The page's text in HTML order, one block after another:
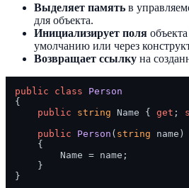
Выделяет память в
для объекта.
Инициализирует поля
умолчанию или через
Возвращает ссылку на
public class
Person
{
public
string Name { get ;
public
Person ( string name )
    {
        Name = name;
    }
}